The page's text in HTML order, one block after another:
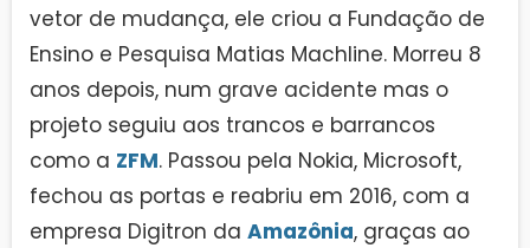
vetor de mudança, ele criou a Fundação de
Ensino e Pesquisa Matias Machline. Morreu 8
anos depois, num grave acidente mas o
projeto seguiu aos trancos e barrancos
como a ZFM. Passou pela Nokia, Microsoft,
fechou as portas e reabriu em 2016, com a
empresa Digitron da Amazônia, graças ao